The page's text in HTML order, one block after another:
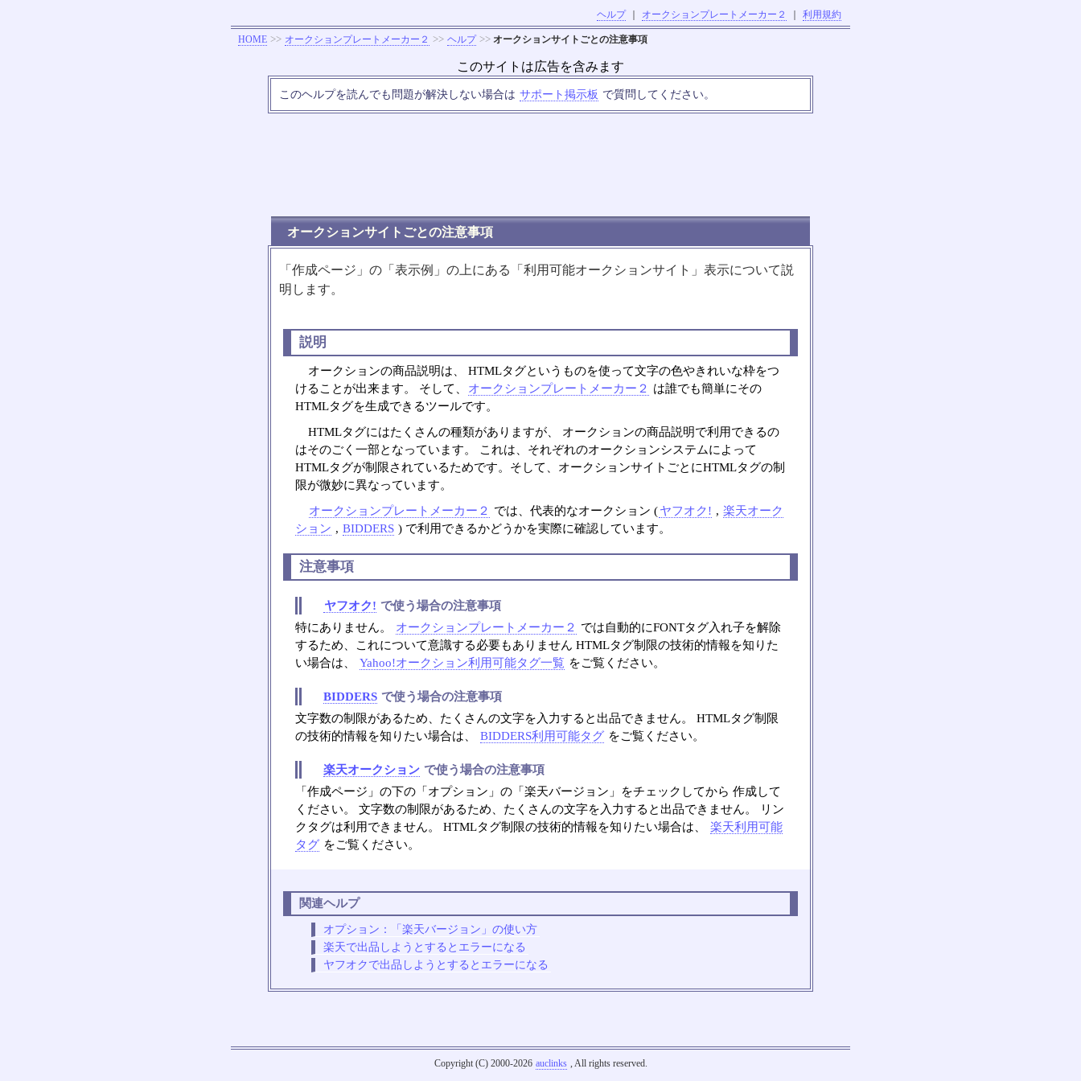
ヘルプ オークションプレートメーカー２ 利用規約
HOME >> オークションプレートメーカー２ >> ヘルプ >> オークションサイトごとの注意事項
このサイトは広告を含みます
このヘルプを読んでも問題が解決しない場合は サポート掲示板 で質問してください。
オークションサイトごとの注意事項
「作成ページ」の「表示例」の上にある「利用可能オークションサイト」表示について説
明します。
説明
オークションの商品説明は、 HTMLタグというものを使って文字の色やきれいな枠をつ
けることが出来ます。 そして、
オークションプレートメーカー２ は誰でも簡単にその
HTMLタグを生成できるツールです。
HTMLタグにはたくさんの種類がありますが、 オークションの商品説明で利用できるの
はそのごく一部となっています。 これは、それぞれのオークションシステムによって
HTMLタグが制限されているためです。そして、オークションサイトごとにHTMLタグの制
限が微妙に異なっています。
オークションプレートメーカー２ では、代表的なオークション (ヤフオク! , 楽天オーク
ション , BIDDERS ) で利用できるかどうかを実際に確認しています。
注意事項
ヤフオク! で使う場合の注意事項
特にありません。
オークションプレートメーカー２ では自動的にFONTタグ入れ子を解除
するため、これについて意識する必要もありません HTMLタグ制限の技術的情報を知りた
い場合は、 Yahoo!オークション利用可能タグ一覧 をご覧ください。
BIDDERS で使う場合の注意事項
文字数の制限があるため、たくさんの文字を入力すると出品できません。 HTMLタグ制限
の技術的情報を知りたい場合は、 BIDDERS利用可能タグ をご覧ください。
楽天オークション で使う場合の注意事項
「作成ページ」の下の「オプション」の「楽天バージョン」をチェックしてから 作成して
ください。 文字数の制限があるため、たくさんの文字を入力すると出品できません。 リン
クタグは利用できません。 HTMLタグ制限の技術的情報を知りたい場合は、 楽天利用可能
タグ をご覧ください。
関連ヘルプ
オプション：「楽天バージョン」の使い方
楽天で出品しようとするとエラーになる
ヤフオクで出品しようとするとエラーになる
Copyright (C) 2000-2026 auclinks , All rights reserved.